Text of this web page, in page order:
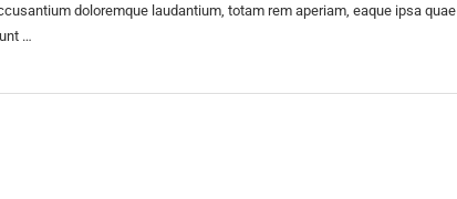
doloremque laudantium, totam rem aperiam, eaque ipsa quae
…